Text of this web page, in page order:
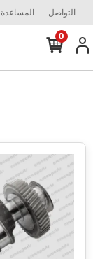
المساعدة التواصل
0